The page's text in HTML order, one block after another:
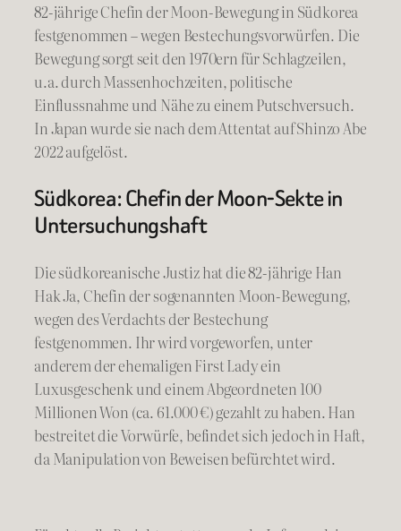
82-jährige Chefin der Moon-Bewegung in Südkorea
festgenommen – wegen Bestechungsvorwürfen. Die
Bewegung sorgt seit den 1970ern für Schlagzeilen,
u.a. durch Massenhochzeiten, politische
Einflussnahme und Nähe zu einem Putschversuch.
In Japan wurde sie nach dem Attentat auf Shinzo Abe
2022 aufgelöst.
Südkorea: Chefin der Moon-Sekte in
Untersuchungshaft
Die südkoreanische Justiz hat die 82-jährige Han
Hak Ja, Chefin der sogenannten Moon-Bewegung,
wegen des Verdachts der Bestechung
festgenommen. Ihr wird vorgeworfen, unter
anderem der ehemaligen First Lady ein
Luxusgeschenk und einem Abgeordneten 100
Millionen Won (ca. 61.000 €) gezahlt zu haben. Han
bestreitet die Vorwürfe, befindet sich jedoch in Haft,
da Manipulation von Beweisen befürchtet wird.